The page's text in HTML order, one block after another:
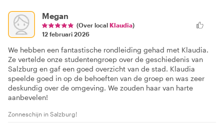
Megan
(Over local Klaudia)
12 februari 2026
We hebben een fantastische rondleiding gehad met Klaudia.
Ze vertelde onze studentengroep over de geschiedenis van
Salzburg en gaf een goed overzicht van de stad. Klaudia
speelde goed in op de behoeften van de groep en was zeer
deskundig over de omgeving. We zouden haar van harte
aanbevelen!
Zonneschijn in Salzburg!